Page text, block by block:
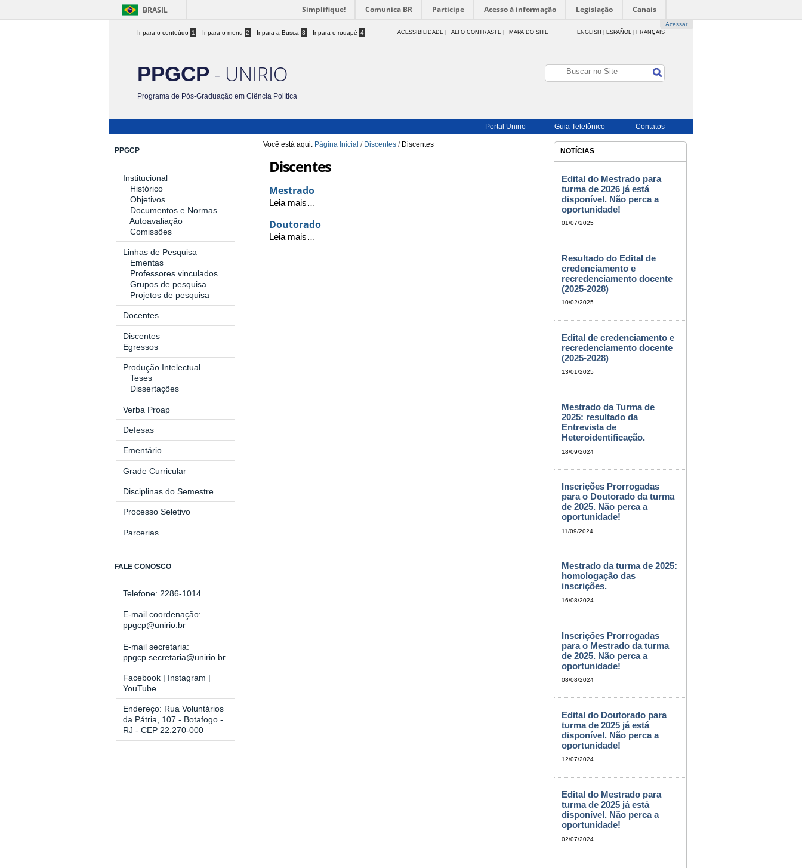
BRASIL Simplifique! Comunica BR Participe Acesso à informação Legislação Canais
Acessar
Ir para o conteúdo 1 Ir para o menu 2 Ir para a Busca 3 Ir para o rodapé 4 ENGLISH | ESPAÑOL | FRANÇAIS
ACESSIBILIDADE ALTO CONTRASTE | MAPA DO SITE
PPGCP - UNIRIO
Programa de Pós-Graduação em Ciência Política
Portal Unirio Guia Telefônico Contatos
Você está aqui: Página Inicial / Discentes / Discentes
Discentes
Mestrado
Mestrado
Leia mais…
Doutorado
Doutorado
Leia mais…
PPGCP
Institucional
Histórico
Objetivos
Documentos e Normas
Autoavaliação
Comissões
Linhas de Pesquisa
Ementas
Professores vinculados
Grupos de pesquisa
Projetos de pesquisa
Docentes
Discentes
Egressos
Produção Intelectual
Teses
Dissertações
Verba Proap
Defesas
Ementário
Grade Curricular
Disciplinas do Semestre
Processo Seletivo
Parcerias
FALE CONOSCO
Telefone: 2286-1014
E-mail coordenação:
ppgcp@unirio.br
E-mail secretaria:
ppgcp.secretaria@unirio.br
Facebook| Instagram |
YouTube
Endereço: Rua Voluntários
da Pátria, 107 - Botafogo -
RJ - CEP 22.270-000
NOTÍCIAS
Edital do Mestrado para
turma de 2026 já está
disponível. Não perca a
oportunidade!
01/07/2025
Resultado do Edital de
credenciamento e
recredenciamento docente
(2025-2028)
10/02/2025
Edital de credenciamento e
recredenciamento docente
(2025-2028)
13/01/2025
Mestrado da Turma de
2025: resultado da
Entrevista de
Heteroidentificação.
18/09/2024
Inscrições Prorrogadas
para o Doutorado da turma
de 2025. Não perca a
oportunidade!
11/09/2024
Mestrado da turma de 2025:
homologação das
inscrições.
16/08/2024
Inscrições Prorrogadas
para o Mestrado da turma
de 2025. Não perca a
oportunidade!
08/08/2024
Edital do Doutorado para
turma de 2025 já está
disponível. Não perca a
oportunidade!
12/07/2024
Edital do Mestrado para
turma de 2025 já está
disponível. Não perca a
oportunidade!
02/07/2024